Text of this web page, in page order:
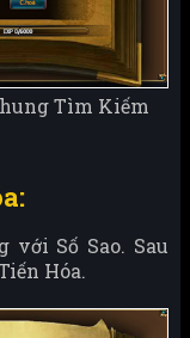
Tìm Kiếm
với Số Sao. Sau
Hóa.